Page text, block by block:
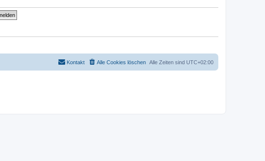
g
i
Alle Zeiten sind UTC+02:00
Alle Cookies löschen
Kontakt